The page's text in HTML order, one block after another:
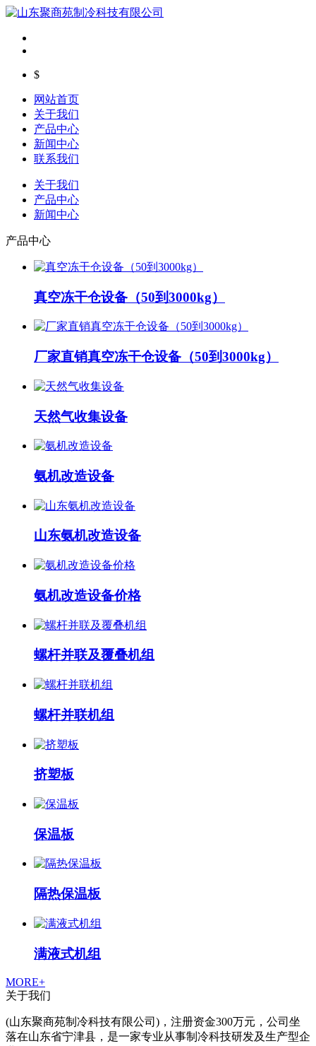
$
网站首页
关于我们
产品中心
新闻中心
联系我们
关于我们
产品中心
新闻中心
产品中心
真空冻干仓设备（50到3000kg）
厂家直销真空冻干仓设备（50到3000kg）
天然气收集设备
氨机改造设备
山东氨机改造设备
氨机改造设备价格
螺杆并联及覆叠机组
螺杆并联机组
挤塑板
保温板
隔热保温板
满液式机组
MORE+
关于我们
(山东聚商苑制冷科技有限公司)，注册资金300万元，公司坐
落在山东省宁津县，是一家专业从事制冷科技研发及生产型企